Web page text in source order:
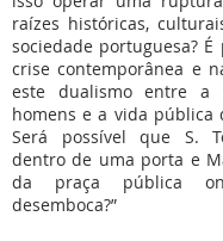
raízes históricas,
sociedade portuguesa?
crise contemporânea e
este dualismo entre a
homens e a vida pública
Será possível que S.
dentro de uma porta e
da praça pública
desemboca?”